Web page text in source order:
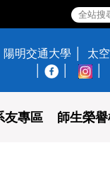
陽明交通大學 太
友專區 師生榮